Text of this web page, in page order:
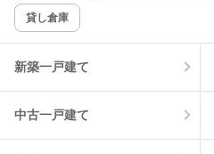
該当件数:
6
貸し倉庫
新築一戸建て
中古一戸建て